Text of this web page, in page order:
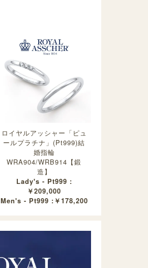
ロイヤルアッシャー「ピュ
ールプラチナ」(Pt999)結
婚指輪
WRA904/WRB914【鍛
造】
Lady's - Pt999 :
￥209,000
Men's - Pt999 :￥178,200